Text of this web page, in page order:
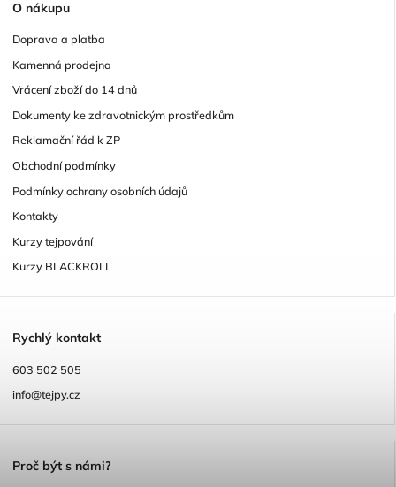
O nákupu
Doprava a platba
Kamenná prodejna
Vrácení zboží do 14 dnů
Dokumenty ke zdravotnickým prostředkům
Reklamační řád k ZP
Obchodní podmínky
Podmínky ochrany osobních údajů
Kontakty
Kurzy tejpování
Kurzy BLACKROLL
Rychlý kontakt
603 502 505
info@tejpy.cz
Proč být s námi?